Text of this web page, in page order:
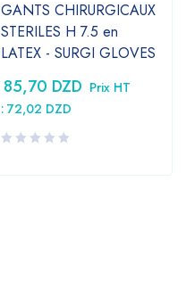
GANTS CHIRURGICAUX
STERILES H 7.5 en
LATEX - SURGI GLOVES
85,70 DZD Prix HT
: 72,02 DZD